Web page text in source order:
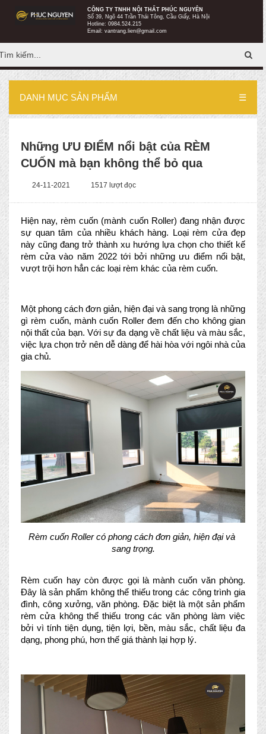
http://remphucnguyen.com/CÔNG TY TNHH NỘI THẤT PHÚC NGUYÊN
Số 39, Ngõ 44 Trần Thái Tông, Cầu Giấy, Hà Nội
Hotline:0984.524.215
Email:vantrang.lien@gmail.com
DANH MỤC SẢN PHẨM ☰
Những ƯU ĐIỂM nổi bật của RÈM
CUỐN mà bạn không thể bỏ qua
24-11-2021 1517 lượt đọc
Hiện nay, rèm cuốn (mành cuốn Roller) đang nhận được
sự quan tâm của nhiều khách hàng. Loại rèm cửa đẹp
này cũng đang trở thành xu hướng lựa chọn cho thiết kế
rèm cửa vào năm 2022 tới bởi những ưu điểm nổi bật,
vượt trội hơn hẳn các loại rèm khác của rèm cuốn.
Một phong cách đơn giản, hiện đại và sang trọng là những
gì rèm cuốn, mành cuốn Roller đem đến cho không gian
nội thất của bạn. Với sự đa dạng về chất liệu và màu sắc,
việc lựa chọn trở nên dễ dàng để hài hòa với ngôi nhà của
gia chủ.
Rèm cuốn Roller có phong cách đơn giản, hiện đại và
sang trọng.
Rèm cuốn hay còn được gọi là mành cuốn văn phòng.
Đây là sản phẩm không thể thiếu trong các công trình gia
đình, công xưởng, văn phòng. Đặc biệt là một sản phẩm
rèm cửa không thể thiếu trong các văn phòng làm việc
bởi vì tính tiện dụng, tiện lợi, bền, màu sắc, chất liệu đa
dạng, phong phú, hơn thế giá thành lại hợp lý.